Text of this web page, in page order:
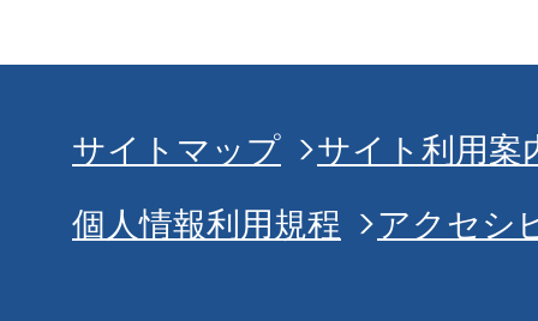
サイトマップ
サイト利用案
個人情報利用規程
アクセシ